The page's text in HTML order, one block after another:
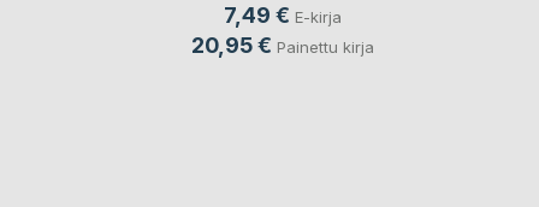
7,49 € E-kirja
20,95 € Painettu kirja